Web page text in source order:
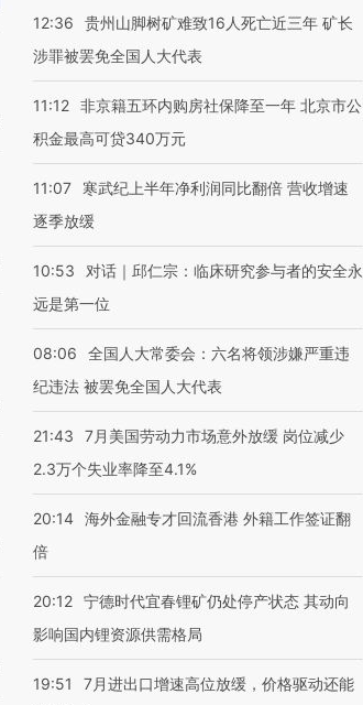
12:36
贵州山脚树矿难致16人死亡近三年 矿长
涉罪被罢免全国人大代表
11:12 非京籍五环内购房社保降至一年 北京市公
积金最高可贷340万元
11:07
寒武纪上半年净利润同比翻倍 营收增速
逐季放缓
10:53
对话｜邱仁宗：临床研究参与者的安全永
远是第一位
08:06
全国人大常委会：六名将领涉嫌严重违
纪违法 被罢免全国人大代表
21:43
7月美国劳动力市场意外放缓 岗位减少
2.3万个失业率降至4.1%
20:14 海外金融专才回流香港 外籍工作签证翻
倍
20:12 宁德时代宜春锂矿仍处停产状态 其动向
影响国内锂资源供需格局
19:51
7月进出口增速高位放缓，价格驱动还能